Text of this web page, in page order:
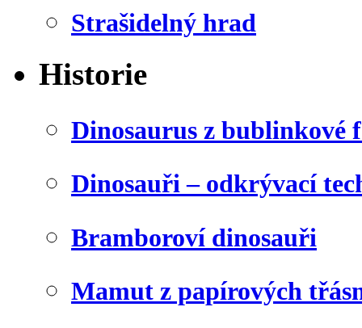
Strašidelný hrad
Historie
Dinosaurus z bublinkové
Dinosauři – odkrývací
Bramboroví dinosauři
Mamut z papírových